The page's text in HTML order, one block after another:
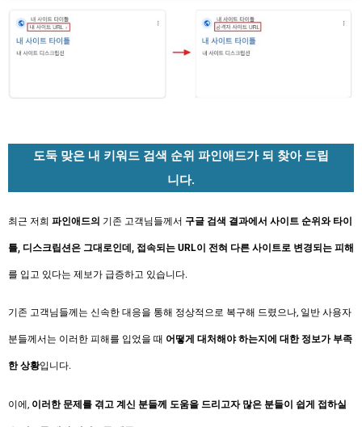
도둑 맞은 내 키워드 검색 순위 파인애드가 되 찾아 드립
니다.
최근 저희 파인애드의 기존 고객님들께서 구글 검색 결과에서 사이트 순위와 타이
틀, 디스크립션은 그대로인데, 접속되는 URL이 전혀 다른 사이트로 변경되는 피해
를 입고 있다는 제보가 급증하고 있습니다.
기존 고객님들께는 신속한 대응을 통해 정상적으로 복구해 드렸으나, 일반 사용자
분들께서는 이러한 피해를 입었을 때 어떻게 대처해야 하는지에 대한 정보가 부족
한 상황입니다.
이에, 이러한 문제를 겪고 계신 분들께 도움을 드리고자 많은 분들이 쉽게 접하실